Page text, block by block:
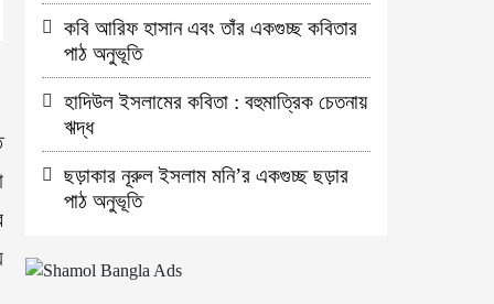
কবি আরিফ হাসান এবং তাঁর একগুচ্ছ কবিতার
পাঠ অনুভূতি
হাদিউল ইসলামের কবিতা : বহুমাত্রিক চেতনায়
ঋদ্ধ
ছড়াকার নূরুল ইসলাম মনি’র একগুচ্ছ ছড়ার
পাঠ অনুভূতি